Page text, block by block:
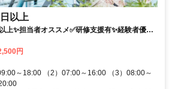
以上
上✨担当者オススメ✅️研修支援有✨経験者優遇
チカ
円
～18:00 （2）07:00～16:00 （3）08:00～